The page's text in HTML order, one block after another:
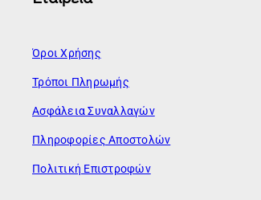
Όροι Χρήσης
Τρόποι Πληρωμής
Ασφάλεια Συναλλαγών
Πληροφορίες Αποστολών
Πολιτική Επιστροφών